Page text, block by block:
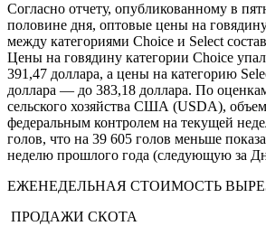
Согласно отчету, опубликованному в
половине дня, оптовые цены на
между категориями Choice и Select
Цены на говядину категории Choice
391,47 доллара, а цены на категорию
доллара — до 383,18 доллара. По
сельского хозяйства США (USDA),
федеральным контролем на текущей
голов, что на 39 605 голов меньше
неделю прошлого года (следующую за
ЕЖЕНЕДЕЛЬНАЯ СТОИМОСТЬ
ПРОДАЖИ СКОТА